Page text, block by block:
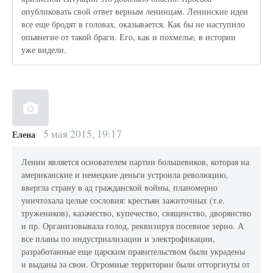
опубликовать свой ответ верным ленинцам. Ленинские идеи
все еще бродят в головах, оказывается. Как бы не наступило
опьянегие от такой браги. Его, как и похмелье, в истории
уже видели.
Елена 5 мая 2015, 19:17
Ленин является основателем партии большевиков, которая на
американские и немецкие деньги устроила революцию,
ввергла страну в ад гражданской войны, планомерно
уничтохала целые сословия: крестьян зажиточных (т.е.
тружеников), казачество, купечество, священство, дворянство
и пр. Организовывала голод, реквизируя посевное зерно. А
все планы по индустриализации и электрофикации,
разработанные еще царским правительством были украдены
и выданы за свои. Огромные территории были отторгнуты от